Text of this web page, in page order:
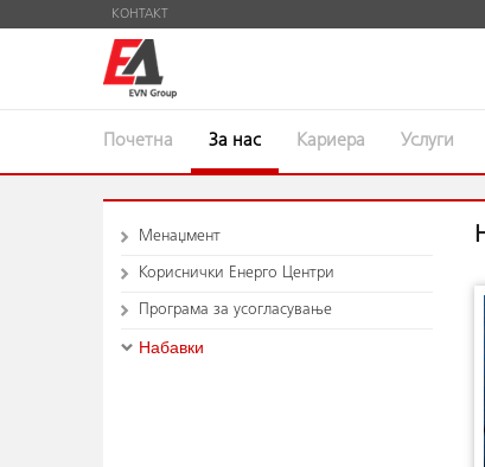
КОНТАКТ
Почетна За нас Кариера Услуги
Менаџмент
Кориснички Енерго Центри
Програма за усогласување
Набавки